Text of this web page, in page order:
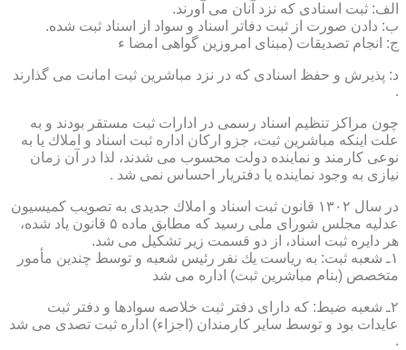
الف: ثبت اسنادی كه نزد آنان می آورند.
ب: دادن صورت از ثبت دفاتر اسناد و سواد از اسناد ثبت شده.
ج: انجام تصدیقات (مبنای امروزین گواهی امضا ء
د: پذیرش و حفظ اسنادی كه در نزد مباشرین ثبت امانت می گذارند
.
چون مراكز تنظیم اسناد رسمی در ادارات ثبت مستقر بودند و به
علت اینكه مباشرین ثبت، جزو اركان اداره ثبت اسناد و املاك یا به
نوعی كارمند و نماینده دولت محسوب می شدند، لذا در آن زمان
نیازی به وجود نماینده یا دفتریار احساس نمی شد .
در سال ۱۳۰۲ قانون ثبت اسناد و املاك جدیدی به تصویب كمیسیون
عدلیه مجلس شورای ملی رسید كه مطابق ماده ۵ قانون یاد شده،
هر دایره ثبت اسناد، از دو قسمت زیر تشكیل می شد.
۱ـ شعبه ثبت: به ریاست یك نفر رئیس شعبه و توسط چندین مأمور
متخصص (بنام مباشرین ثبت) اداره می شد
۲ـ شعبه ضبط: كه دارای دفتر ثبت خلاصه سوادها و دفتر ثبت
عایدات بود و توسط سایر كارمندان (اجزاء) اداره ثبت تصدی می شد
.